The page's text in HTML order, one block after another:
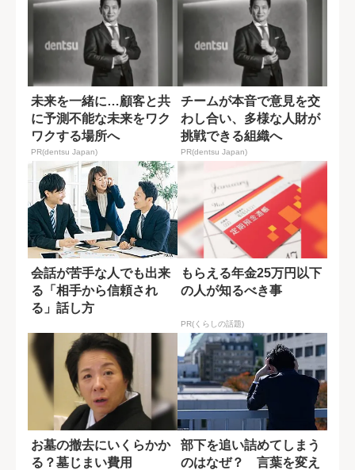
未来を一緒に…顧客と共
に予測不能な未来をワク
ワクする場所へ
PR(dentsu Japan)
チームが本音で意見を交
わし合い、多様な人財が
挑戦できる組織へ
PR(dentsu Japan)
会話が苦手な人でも出来
る「相手から信頼され
る」話し方
もらえる年金25万円以下
の人が知るべき事
PR(くらしの話題)
お墓の撤去にいくらかか
る？墓じまい費用
部下を追い詰めてしまう
のはなぜ？ 言葉を変え